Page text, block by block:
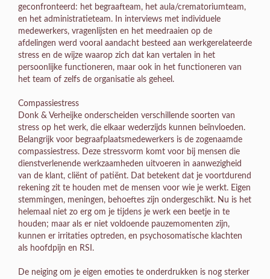
geconfronteerd: het begraafteam, het aula/crematoriumteam,
en het administratieteam. In interviews met individuele
medewerkers, vragenlijsten en het meedraaien op de
afdelingen werd vooral aandacht besteed aan werkgerelateerde
stress en de wijze waarop zich dat kan vertalen in het
persoonlijke functioneren, maar ook in het functioneren van
het team of zelfs de organisatie als geheel.
Compassiestress
Donk & Verheijke onderscheiden verschillende soorten van
stress op het werk, die elkaar wederzijds kunnen beïnvloeden.
Belangrijk voor begraafplaatsmedewerkers is de zogenaamde
compassiestress. Deze stressvorm komt voor bij mensen die
dienstverlenende werkzaamheden uitvoeren in aanwezigheid
van de klant, cliënt of patiënt. Dat betekent dat je voortdurend
rekening zit te houden met de mensen voor wie je werkt. Eigen
stemmingen, meningen, behoeftes zijn ondergeschikt. Nu is het
helemaal niet zo erg om je tijdens je werk een beetje in te
houden; maar als er niet voldoende pauzemomenten zijn,
kunnen er irritaties optreden, en psychosomatische klachten
als hoofdpijn en RSI.
De neiging om je eigen emoties te onderdrukken is nog sterker